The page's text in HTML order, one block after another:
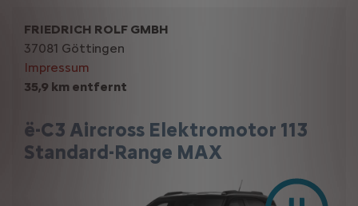
35,9 km entfernt
ë-C3 Aircross Elektromotor 113
Standard-Range MAX
FRIEDRICH ROLF GMBH
37081 Göttingen
Impressum